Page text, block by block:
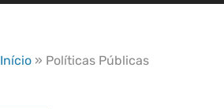
Início » Políticas Públicas